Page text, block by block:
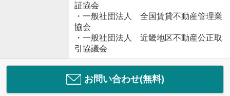
証協会
・一般社団法人 全国賃貸不動産管理業
協会
・一般社団法人 近畿地区不動産公正取
引協議会
お問い合わせ(無料)